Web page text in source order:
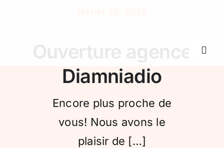
Diamniadio
Encore plus proche de
vous! Nous avons le
plaisir de […]